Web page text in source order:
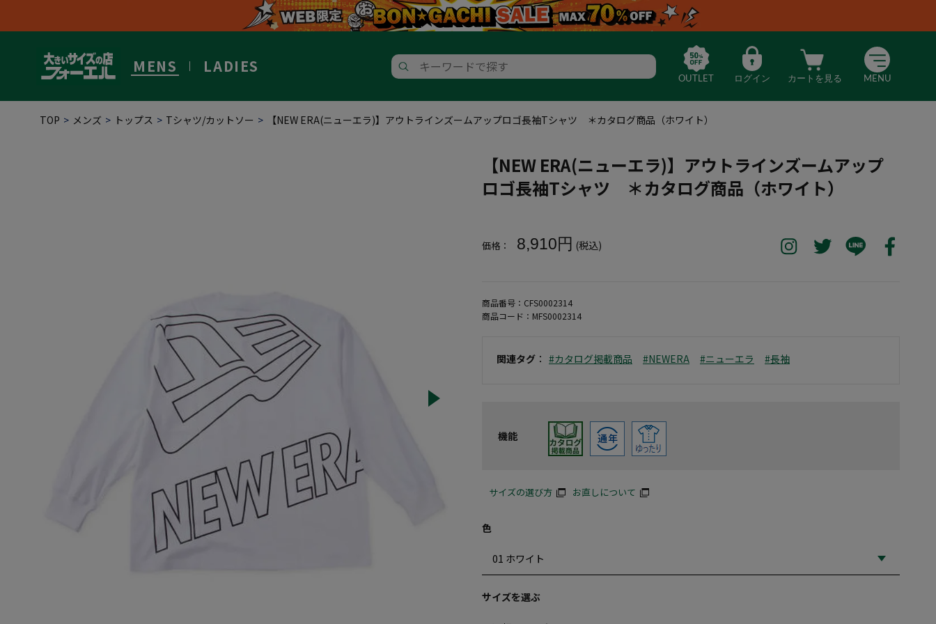
MENS LADIES
OUTLET ログイン カートを見る MENU
TOP メンズ トップス Tシャツ/カットソー 【NEW ERA(ニューエラ)】アウトラインズームアップロゴ長袖Tシャツ ＊カタログ商品（ホワイト）
【NEW ERA(ニューエラ)】アウトラインズームアップ
ロゴ長袖Tシャツ ＊カタログ商品（ホワイト）
価格： 8,910円 (税込)
商品番号： CFS0002314
商品コード： MFS0002314
関連タグ ： #カタログ掲載商品 #NEWERA #ニューエラ #長袖
機能
サイズの選び方 お直しについて
色
サイズを選ぶ